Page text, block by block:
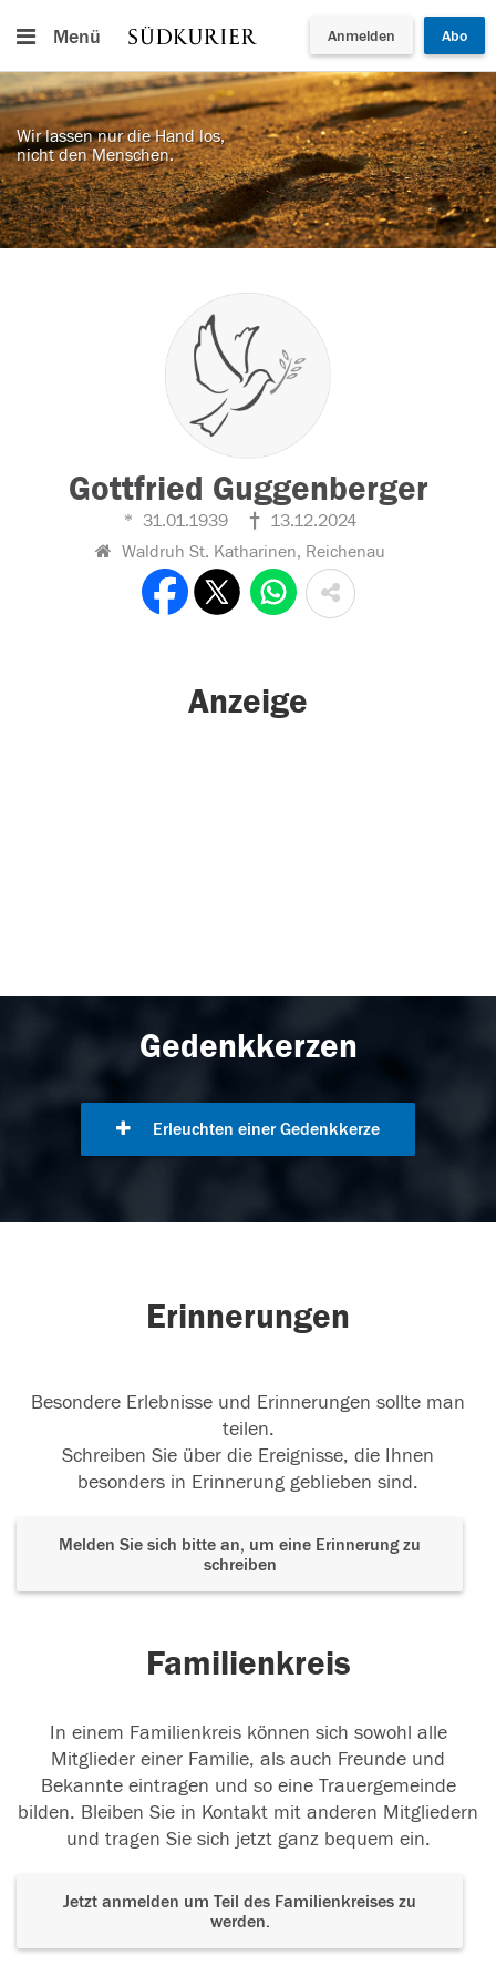
Menü Anmelden Abo
Wir lassen nur die Hand los,
nicht den Menschen.
Gottfried Guggenberger
31.01.1939
13.12.2024
Waldruh St. Katharinen, Reichenau
Anzeige
Gedenkkerzen
Erleuchten einer Gedenkkerze
Erinnerungen
Besondere Erlebnisse und Erinnerungen sollte man
teilen.
Schreiben Sie über die Ereignisse, die Ihnen
besonders in Erinnerung geblieben sind.
Melden Sie sich bitte an, um eine Erinnerung zu
schreiben
Familienkreis
In einem Familienkreis können sich sowohl alle
Mitglieder einer Familie, als auch Freunde und
Bekannte eintragen und so eine Trauergemeinde
bilden. Bleiben Sie in Kontakt mit anderen Mitgliedern
und tragen Sie sich jetzt ganz bequem ein.
Jetzt anmelden um Teil des Familienkreises zu
werden.